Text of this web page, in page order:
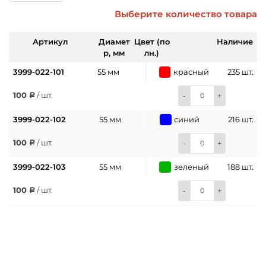
Выберите количество товара
Артикул
Диамет
р, мм
Цвет (по
лн.)
Наличие
3999-022-101 55 мм красный 235 шт.
100 / шт. - +
3999-022-102 55 мм синий 216 шт.
100 / шт. - +
3999-022-103 55 мм зеленый 188 шт.
100 / шт. - +